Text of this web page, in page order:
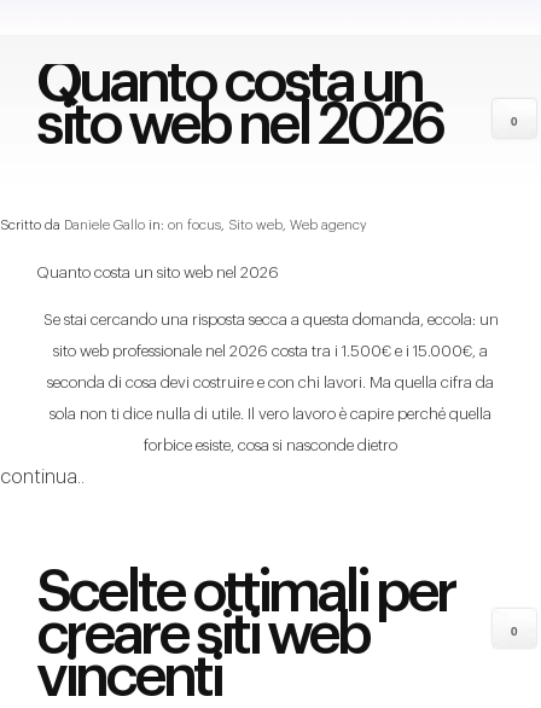
Quanto costa un
sito web nel 2026
Scritto da Daniele Gallo in: on focus Sito web Web agency
Quanto costa un sito web nel 2026
Se stai cercando una risposta secca a questa domanda, eccola: un
sito web professionale nel 2026 costa tra i 1.500€ e i 15.000€, a
seconda di cosa devi costruire e con chi lavori. Ma quella cifra da
sola non ti dice nulla di utile. Il vero lavoro è capire perché quella
forbice esiste, cosa si nasconde dietro
continua..
0
Scelte ottimali per
creare siti web
vincenti
0